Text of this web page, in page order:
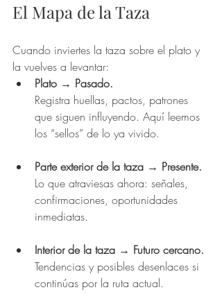
El Mapa de la Taza
Cuando inviertes la taza sobre el plato y
la vuelves a levantar:
Plato → Pasado.
Registra huellas, pactos, patrones
que siguen influyendo. Aquí leemos
los “sellos” de lo ya vivido.
Parte exterior de la taza → Presente.
Lo que atraviesas ahora: señales,
confirmaciones, oportunidades
inmediatas.
Interior de la taza → Futuro cercano.
Tendencias y posibles desenlaces si
continúas por la ruta actual.